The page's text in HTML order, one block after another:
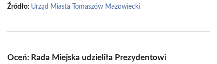
Źródło: Urząd Miasta Tomaszów Mazowiecki
Oceń: Rada Miejska udzieliła Prezydentowi